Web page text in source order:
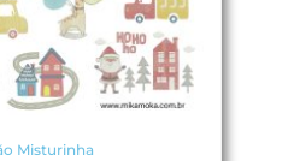
Misturinha